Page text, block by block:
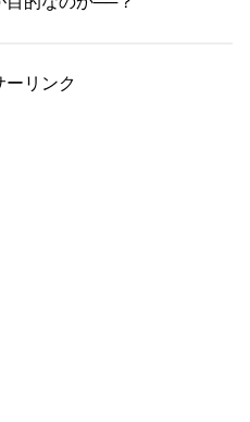
ーリンク